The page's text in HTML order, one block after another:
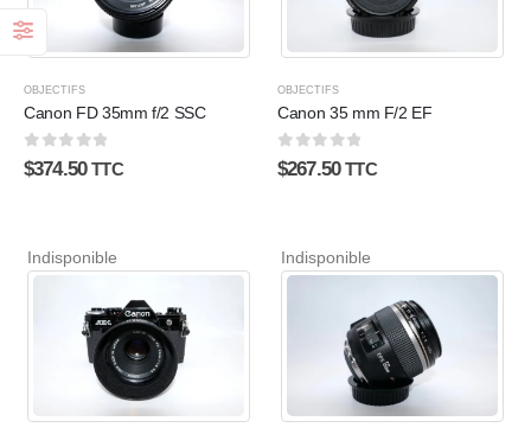
OBJECTIFS
Canon FD 35mm f/2 SSC
0sur 5
$374.50 TTC
OBJECTIFS
Canon 35 mm F/2 EF
0sur 5
$267.50 TTC
Indisponible Indisponible